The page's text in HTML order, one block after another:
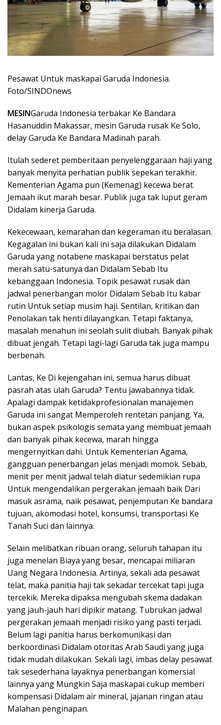
Pesawat Untuk maskapai Garuda Indonesia.
Foto/SINDOnews
MESINGaruda Indonesia terbakar Ke Bandara
Hasanuddin Makassar, mesin Garuda rusak Ke Solo,
delay Garuda Ke Bandara Madinah parah.
Itulah sederet pemberitaan penyelenggaraan haji yang
banyak menyita perhatian publik sepekan terakhir.
Kementerian Agama pun (Kemenag) kecewa berat.
Jemaah ikut marah besar. Publik juga tak luput geram
Didalam kinerja Garuda.
Kekecewaan, kemarahan dan kegeraman itu beralasan.
Kegagalan ini bukan kali ini saja dilakukan Didalam
Garuda yang notabene maskapai berstatus pelat
merah satu-satunya dan Didalam Sebab Itu
kebanggaan Indonesia. Topik pesawat rusak dan
jadwal penerbangan molor Didalam Sebab Itu kabar
rutin Untuk setiap musim haji. Sentilan, kritikan dan
Penolakan tak henti dilayangkan. Tetapi faktanya,
masalah menahun ini seolah sulit diubah. Banyak pihak
dibuat jengah. Tetapi lagi-lagi Garuda tak juga mampu
berbenah.
Lantas, Ke Di kejengahan ini, semua harus dibuat
pasrah atas ulah Garuda? Tentu jawabannya tidak.
Apalagi dampak ketidakprofesionalan manajemen
Garuda ini sangat Memperoleh rentetan panjang. Ya,
bukan aspek psikologis semata yang membuat jemaah
dan banyak pihak kecewa, marah hingga
mengernyitkan dahi. Untuk Kementerian Agama,
gangguan penerbangan jelas menjadi momok. Sebab,
menit per menit jadwal telah diatur sedemikian rupa
Untuk mengendalikan pergerakan jemaah baik Dari
masuk asrama, naik pesawat, penjemputan Ke bandara
tujuan, akomodasi hotel, konsumsi, transportasi Ke
Tanah Suci dan lainnya.
Selain melibatkan ribuan orang, seluruh tahapan itu
juga menelan Biaya yang besar, mencapai miliaran
Uang Negara Indonesia. Artinya, sekali ada pesawat
telat, maka panitia haji tak sekadar tercekat tapi juga
tercekik. Mereka dipaksa mengubah skema dadakan
yang jauh-jauh hari dipikir matang. Tubrukan jadwal
pergerakan jemaah menjadi risiko yang pasti terjadi.
Belum lagi panitia harus berkomunikasi dan
berkoordinasi Didalam otoritas Arab Saudi yang juga
tidak mudah dilakukan. Sekali lagi, imbas delay pesawat
tak sesederhana layaknya penerbangan komersial
lainnya yang Mungkin Saja maskapai cukup memberi
kompensasi Didalam air mineral, jajanan ringan atau
Malahan penginapan.